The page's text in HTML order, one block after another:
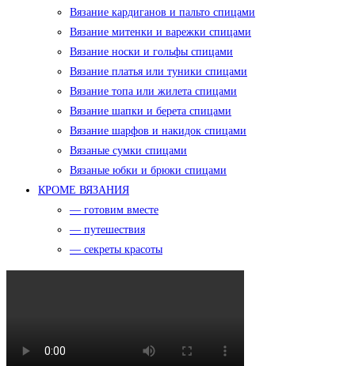
Вязание кардиганов и пальто спицами
Вязание митенки и варежки спицами
Вязание носки и гольфы спицами
Вязание платья или туники спицами
Вязание топа или жилета спицами
Вязание шапки и берета спицами
Вязание шарфов и накидок спицами
Вязаные сумки спицами
Вязаные юбки и брюки спицами
КРОМЕ ВЯЗАНИЯ
— готовим вместе
— путешествия
— секреты красоты